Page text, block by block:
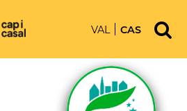
VAL CAS